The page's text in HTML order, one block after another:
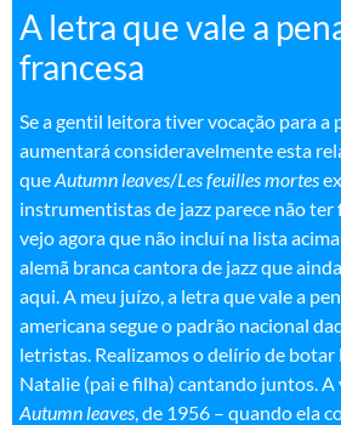
A letra que vale a
francesa
Se a gentil leitora tiver vocação para a
aumentará consideravelmente esta
queAutumn leaves/Les feuilles mortes
instrumentistas de jazz parece não ter
vejo agora que não incluí na lista
alemã branca cantora de jazz que
aqui. A meu juízo, a letra que vale a
americana segue o padrão nacional
letristas. Realizamos o delírio de botar
Natalie (pai e filha) cantando juntos. A
Autumn leaves, de 1956 – quando ela